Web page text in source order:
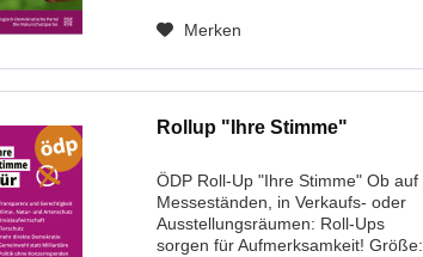
Merken
Rollup "Ihre Stimme"
ÖDP Roll-Up "Ihre Stimme" Ob auf
Messeständen, in Verkaufs- oder
Ausstellungsräumen: Roll-Ups
sorgen für Aufmerksamkeit! Größe: